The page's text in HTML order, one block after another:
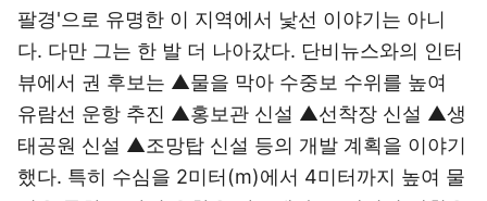
팔경'으로 유명한 이 지역에서 낯선 이야기는 아니
다. 다만 그는 한 발 더 나아갔다. 단비뉴스와의 인터
뷰에서 권 후보는 ▲물을 막아 수중보 수위를 높여
유람선 운항 추진 ▲홍보관 신설 ▲선착장 신설 ▲생
태공원 신설 ▲조망탑 신설 등의 개발 계획을 이야기
했다. 특히 수심을 2미터(m)에서 4미터까지 높여 물